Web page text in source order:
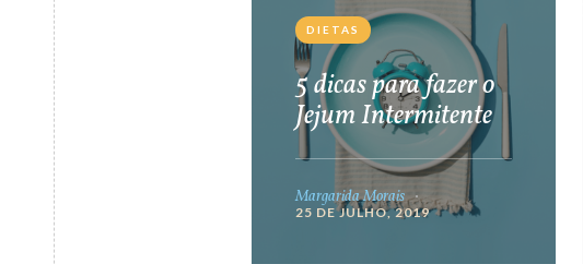
DIETAS
5 dicas para fazer o
Jejum Intermitente
Margarida Morais
25 DE JULHO, 2019